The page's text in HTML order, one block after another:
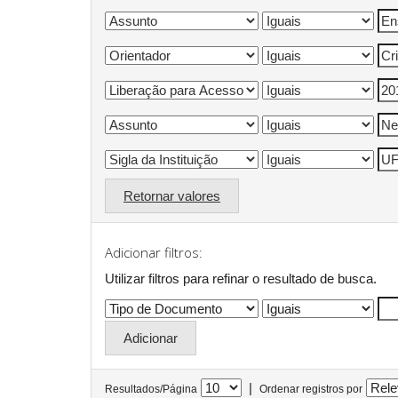
Retornar valores
Adicionar filtros:
Utilizar filtros para refinar o resultado de busca.
Resultados/Página | Ordenar registros por